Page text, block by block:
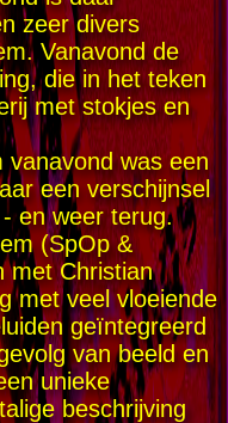
zeer divers
Vanavond de
die in het teken
met stokjes en
vanavond was een
een verschijnsel
en weer terug.
(SpOp &
met Christian
met veel vloeiende
geïntegreerd
van beeld en
unieke
beschrijving